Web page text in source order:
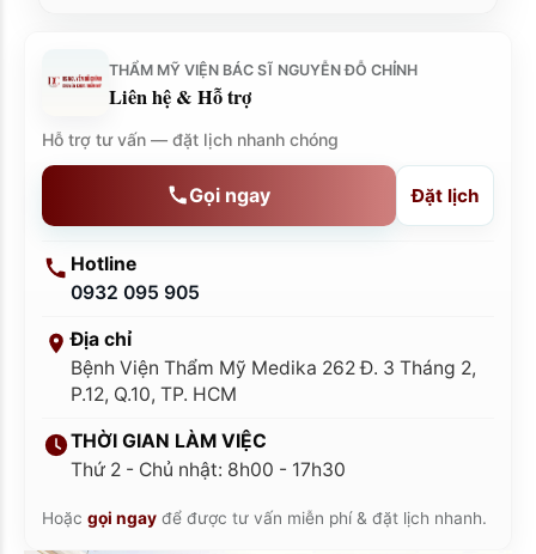
THẨM MỸ VIỆN BÁC SĨ NGUYỄN ĐỖ CHỈNH
Liên hệ & Hỗ trợ
Hỗ trợ tư vấn — đặt lịch nhanh chóng
Gọi ngay Đặt lịch
Hotline
0932 095 905
Địa chỉ
Bệnh Viện Thẩm Mỹ Medika 262 Đ. 3 Tháng 2,
P.12, Q.10, TP. HCM
THỜI GIAN LÀM VIỆC
Thứ 2 - Chủ nhật: 8h00 - 17h30
Hoặc gọi ngay để được tư vấn miễn phí & đặt lịch nhanh.